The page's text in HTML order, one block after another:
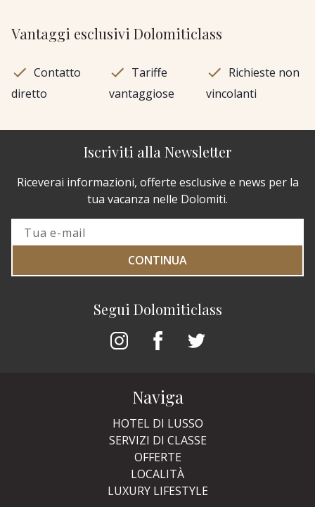
Vantaggi esclusivi Dolomiticlass
Contatto
diretto
Tariffe
vantaggiose
Richieste non
vincolanti
Segui Dolomiticlass
Iscriviti alla Newsletter
Riceverai informazioni, offerte esclusive e news per la
tua vacanza nelle Dolomiti.
CONTINUA
Naviga
HOTEL DI LUSSO
SERVIZI DI CLASSE
OFFERTE
LOCALITÀ
LUXURY LIFESTYLE